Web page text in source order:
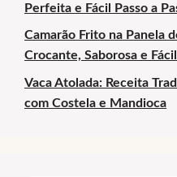
Perfeita e Fácil Passo a
Camarão Frito na Panela
Crocante, Saborosa e
Vaca Atolada: Receita
com Costela e Mandioca